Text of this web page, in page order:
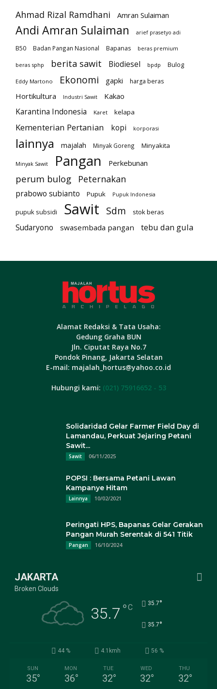
Ahmad Rizal Ramdhani Amran Sulaiman
Andi Amran Sulaiman arief prasetyo adi
B50 Badan Pangan Nasional Bapanas beras premium
beras sphp berita sawit Biodiesel bpdp Bulog
Eddy Martono Ekonomi gapki harga beras
Hortikultura Industri Sawit Kakao
Karantina Indonesia Karet kelapa
Kementerian Pertanian kopi korporasi
lainnya majalah Minyak Goreng Minyakita
Minyak Sawit Pangan Perkebunan
perum bulog Peternakan
prabowo subianto Pupuk Pupuk Indonesia
pupuk subsidi Sawit Sdm stok beras
Sudaryono swasembada pangan tebu dan gula
Alamat Redaksi & Tata Usaha:
Gedung Graha BUN
Jln. Ciputat Raya No.7
Pondok Pinang, Jakarta Selatan
E-mail: majalah_hortus@yahoo.co.id
Hubungi kami: (021) 75916652 - 53
Solidaridad Gelar Farmer Field Day di
Lamandau, Perkuat Jejaring Petani
Sawit...
Sawit 06/11/2025
POPSI : Bersama Petani Lawan
Kampanye Hitam
Lainnya 10/02/2021
Peringati HPS, Bapanas Gelar Gerakan
Pangan Murah Serentak di 541 Titik
Pangan 16/10/2024
JAKARTA
Broken Clouds
35.7 °C 35.7°
35.7°
44 % 4.1kmh 56 %
SUN
35°
MON
36°
TUE
32°
WED
32°
THU
32°